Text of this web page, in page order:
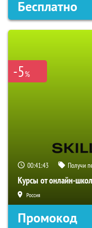
Бесплатно
-5%
00:41:43 Получи
Курсы от онлайн-
Россия
Промокод